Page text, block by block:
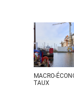
MACRO-
TAUX